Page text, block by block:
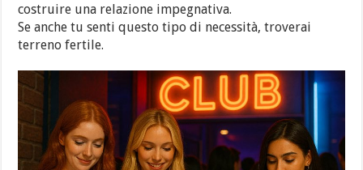
costruire una relazione impegnativa.
Se anche tu senti questo tipo di necessità, troverai
terreno fertile.